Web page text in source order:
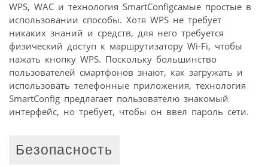
WPS, WAC и технология SmartConfigсамые простые в
использовании способы. Хотя WPS не требует
никаких знаний и средств, для него требуется
физический доступ к маршрутизатору Wi-Fi, чтобы
нажать кнопку WPS. Поскольку большинство
пользователей смартфонов знают, как загружать и
использовать телефонные приложения, технология
SmartConfig предлагает пользователю знакомый
интерфейс, но требует, чтобы он ввел пароль сети.
Безопасность